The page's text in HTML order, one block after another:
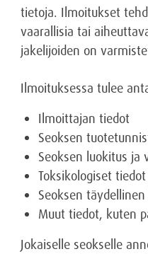
tietoja. Ilmoitukset
vaarallisia tai
jakelijoiden on
Ilmoituksessa tulee
Ilmoittajan tiedot
Seoksen
Seoksen luokitus ja
Toksikologiset tiedot
Seoksen
Muut tiedot, kuten
Jokaiselle seokselle